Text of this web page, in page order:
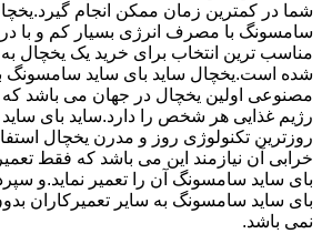
شما در کمترین زمان ممکن انجام
مناسب ترین انتخاب برای خرید یک یخچال به
شده است.یخچال ساید بای ساید سامسونگ
مصنوعی اولین یخچال در جهان می باشد که
رژیم غذایی هر شخص را دارد.ساید بای
روزترین تکنولوژی روز و مدرن یخچال
خرابی آن نیازمند این می باشد که فقط
بای ساید سامسونگ آن را تعمیر نماید.و
بای ساید سامسونگ به سایر تعمیرکاران
نمی باشد.